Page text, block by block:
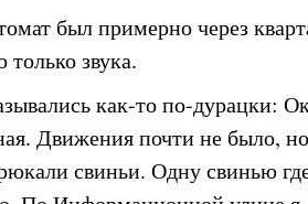
был примерно через
звука.
как-то по-дурацки:
Движения почти не было,
свиньи. Одну свинью